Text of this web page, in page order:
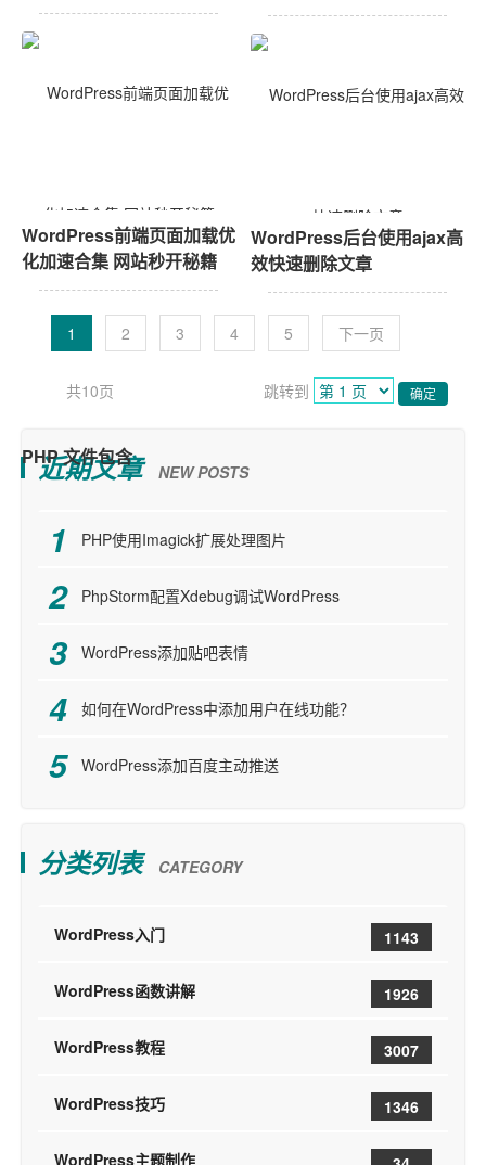
WordPress前端页面加载优
化加速合集 网站秒开秘籍
图）集成版
WordPress后台使用ajax高
效快速删除文章
1 2 3 4 5 下一页
共10页 跳转到 确定
近期文章 NEW POSTS
PHP使用Imagick扩展处理图片
PhpStorm配置Xdebug调试WordPress
WordPress添加贴吧表情
如何在WordPress中添加用户在线功能？
WordPress添加百度主动推送
分类列表 CATEGORY
WordPress入门 1143
WordPress函数讲解 1926
WordPress教程 3007
WordPress技巧 1346
WordPress主题制作